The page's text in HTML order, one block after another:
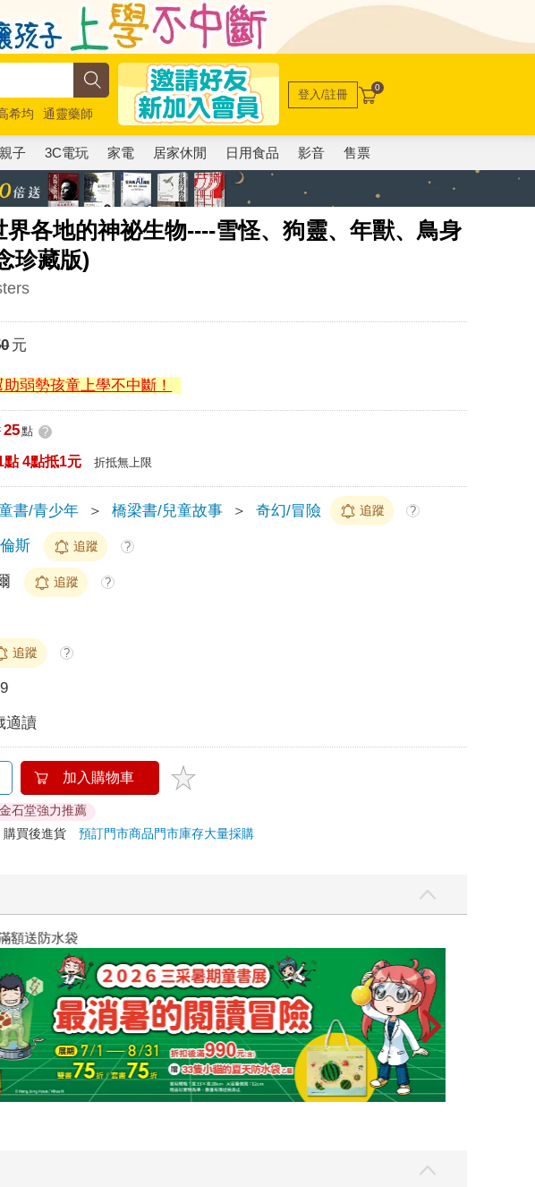
希均
通靈藥師
登入/註冊 0
子 3C電玩 家電 居家休閒 日用食品 影音 售票
界各地的神祕生物----雪怪、狗靈、年獸、鳥身
珍藏版)
元
弱勢孩童上學不中斷！
25點 ?
點 4點抵1元 折抵無上限
書/青少年 ＞ 橋梁書/兒童故事 ＞ 奇幻/冒險 追蹤 ?
斯 追蹤 ?
追蹤 ?
追蹤 ?
適讀
加入購物車
石堂強力推薦
購買後進貨預訂門市商品門市庫存大量採購
額送防水袋